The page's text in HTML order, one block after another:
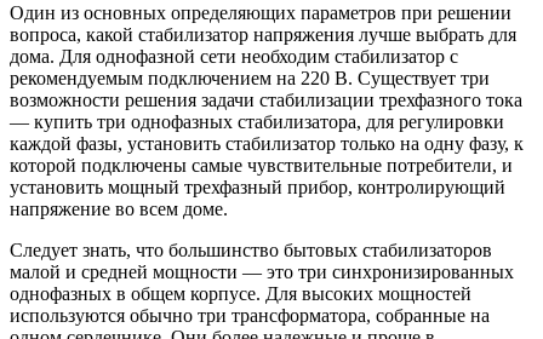
Один из основных определяющих параметров при решении
вопроса, какой стабилизатор напряжения лучше выбрать для
дома. Для однофазной сети необходим стабилизатор с
рекомендуемым подключением на 220 В. Существует три
возможности решения задачи стабилизации трехфазного тока
— купить три однофазных стабилизатора, для регулировки
каждой фазы, установить стабилизатор только на одну фазу, к
которой подключены самые чувствительные потребители, и
установить мощный трехфазный прибор, контролирующий
напряжение во всем доме.
Следует знать, что большинство бытовых стабилизаторов
малой и средней мощности — это три синхронизированных
однофазных в общем корпусе. Для высоких мощностей
используются обычно три трансформатора, собранные на